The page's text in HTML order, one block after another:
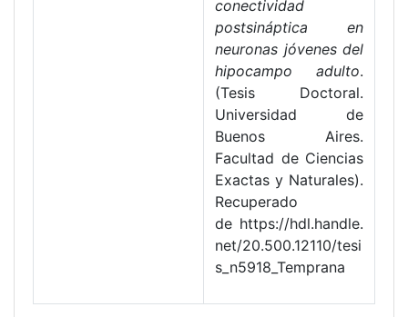
conectividad
postsináptica en
neuronas jóvenes del
hipocampo adulto.
(Tesis Doctoral.
Universidad de
Buenos Aires.
Facultad de Ciencias
Exactas y Naturales).
Recuperado
de https://hdl.handle.
net/20.500.12110/tesi
s_n5918_Temprana